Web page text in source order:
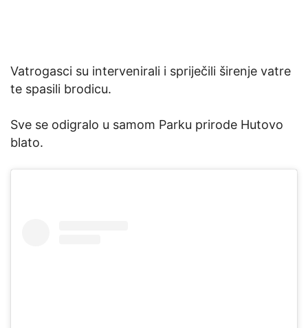
Vatrogasci su intervenirali i spriječili širenje vatre
te spasili brodicu.
Sve se odigralo u samom Parku prirode Hutovo
blato.